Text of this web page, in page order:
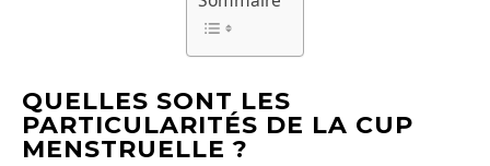
QUELLES SONT LES
PARTICULARITÉS DE LA CUP
MENSTRUELLE ?